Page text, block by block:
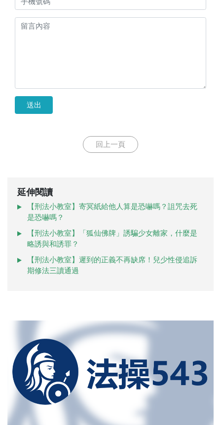
送出
回上一頁
延伸閱讀
【刑法小教室】寄冥紙給他人算是恐嚇嗎？詛咒去死
是恐嚇嗎？
【刑法小教室】「狐仙佛牌」誘騙少女離家，什麼是
略誘與和誘罪？
【刑法小教室】遲到的正義不再缺席！兒少性侵追訴
期修法三讀通過